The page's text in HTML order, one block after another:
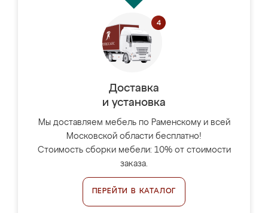
Доставка
и установка
Мы доставляем мебель по Раменскому и всей
Московской области бесплатно!
Стоимость сборки мебели: 10% от стоимости
заказа.
ПЕРЕЙТИ В КАТАЛОГ